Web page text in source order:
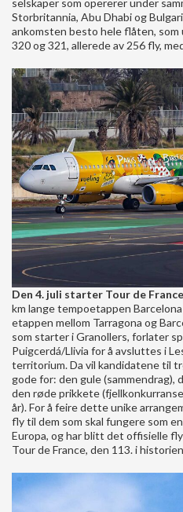
selskaper som opererer under
Storbritannia, Abu Dhabi og
ankomsten besto hele flåten,
320 og 321, allerede av 256 fly,
Den 4. juli starter Tour de
km lange tempoetappen
etappen mellom Tarragona og
som starter i Granollers, forlater
Puigcerdá/Llivia for å avsluttes i
territorium. Da vil kandidatene til
gode for: den gule
den røde prikkete
år). For å feire dette unike
fly til dem som skal fungere som
Europa, og har blitt det offisielle
Tour de France, den 113. i